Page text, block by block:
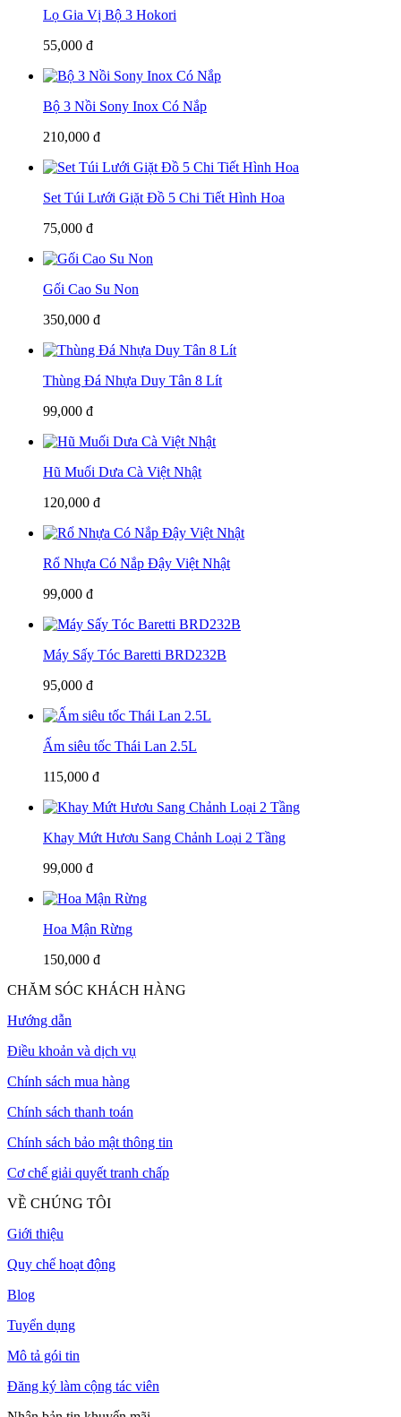
Lọ Gia Vị Bộ 3 Hokori
55,000 đ
Bộ 3 Nồi Sony Inox Có Nắp
210,000 đ
Set Túi Lưới Giặt Đồ 5 Chi Tiết Hình Hoa
75,000 đ
Gối Cao Su Non
350,000 đ
Thùng Đá Nhựa Duy Tân 8 Lít
99,000 đ
Hũ Muối Dưa Cà Việt Nhật
120,000 đ
Rổ Nhựa Có Nắp Đậy Việt Nhật
99,000 đ
Máy Sấy Tóc Baretti BRD232B
95,000 đ
Ấm siêu tốc Thái Lan 2.5L
115,000 đ
Khay Mứt Hươu Sang Chảnh Loại 2 Tầng
99,000 đ
Hoa Mận Rừng
150,000 đ
CHĂM SÓC KHÁCH HÀNG
Hướng dẫn
Điều khoản và dịch vụ
Chính sách mua hàng
Chính sách thanh toán
Chính sách bảo mật thông tin
Cơ chế giải quyết tranh chấp
VỀ CHÚNG TÔI
Giới thiệu
Quy chế hoạt động
Blog
Tuyển dụng
Mô tả gói tin
Đăng ký làm cộng tác viên